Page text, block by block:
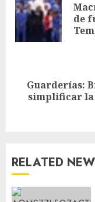
de
Guarderías:
simplificar la
RELATED